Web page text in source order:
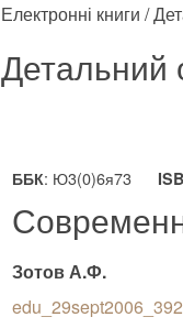
Електронні книги /
Детальний
ББК: Ю3(0)6я73
Зотов А.Ф.